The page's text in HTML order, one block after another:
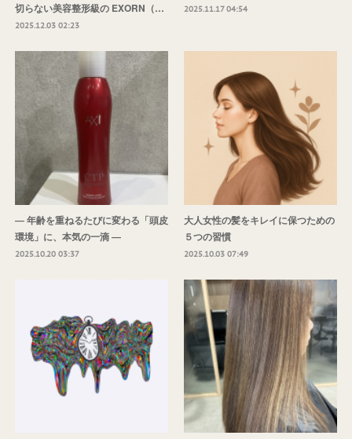
切らない美容整形級の EXORN（…
2025.12.03 02:23
2025.11.17 04:54
― 年齢を重ねるたびに変わる「頭皮
環境」に、本気の一滴 ―
2025.10.20 03:37
大人女性の髪をキレイに保つための
５つの習慣
2025.10.03 07:49